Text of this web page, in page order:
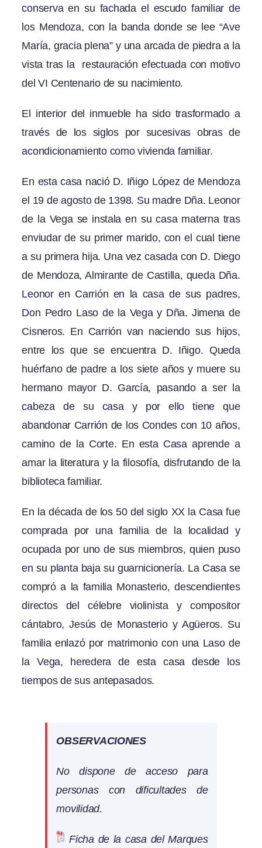
conserva en su fachada el escudo familiar de
los Mendoza, con la banda donde se lee “Ave
María, gracia plena” y una arcada de piedra a la
vista tras la restauración efectuada con motivo
del VI Centenario de su nacimiento.
El interior del inmueble ha sido trasformado a
través de los siglos por sucesivas obras de
acondicionamiento como vivienda familiar.
En esta casa nació D. Iñigo López de Mendoza
el 19 de agosto de 1398. Su madre Dña. Leonor
de la Vega se instala en su casa materna tras
enviudar de su primer marido, con el cual tiene
a su primera hija. Una vez casada con D. Diego
de Mendoza, Almirante de Castilla, queda Dña.
Leonor en Carrión en la casa de sus padres,
Don Pedro Laso de la Vega y Dña. Jimena de
Cisneros. En Carrión van naciendo sus hijos,
entre los que se encuentra D. Iñigo. Queda
huérfano de padre a los siete años y muere su
hermano mayor D. García, pasando a ser la
cabeza de su casa y por ello tiene que
abandonar Carrión de los Condes con 10 años,
camino de la Corte. En esta Casa aprende a
amar la literatura y la filosofía, disfrutando de la
biblioteca familiar.
En la década de los 50 del siglo XX la Casa fue
comprada por una familia de la localidad y
ocupada por uno de sus miembros, quien puso
en su planta baja su guarnicionería. La Casa se
compró a la familia Monasterio, descendientes
directos del célebre violinista y compositor
cántabro, Jesús de Monasterio y Agüeros. Su
familia enlazó por matrimonio con una Laso de
la Vega, heredera de esta casa desde los
tiempos de sus antepasados.
OBSERVACIONES
No dispone de acceso para
personas con dificultades de
movilidad.
Ficha de la casa del Marques